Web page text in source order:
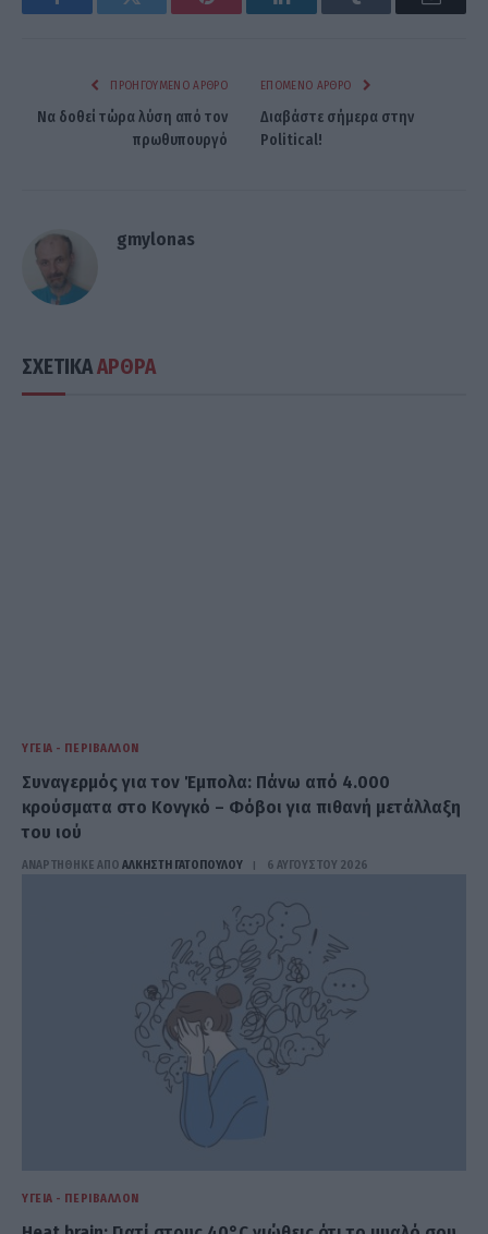
FacebookTwitter Pinterest LinkedInTumblr Email
ΠΡΟΗΓΟΎΜΕΝΟ ΆΡΘΡΟ
Να δοθεί τώρα λύση από τον
πρωθυπουργό
ΕΠΌΜΕΝΟ ΆΡΘΡΟ
Διαβάστε σήμερα στην
Political!
gmylonas
ΣΧΕΤΙΚΑΑΡΘΡΑ
ΥΓΕΊΑ - ΠΕΡΙΒΆΛΛΟΝ
Συναγερμός για τον Έμπολα: Πάνω από 4.000
κρούσματα στο Κονγκό – Φόβοι για πιθανή μετάλλαξη
του ιού
ΑΝΑΡΤΗΘΗΚΕ ΑΠΟ ΆΛΚΗΣΤΗ ΓΑΤΟΠΟΎΛΟΥ 6 ΑΥΓΟΎΣΤΟΥ 2026
ΥΓΕΊΑ - ΠΕΡΙΒΆΛΛΟΝ